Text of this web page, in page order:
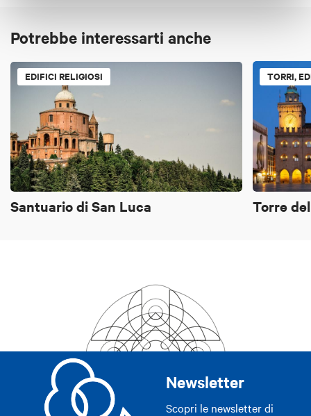
Potrebbe interessarti anche
EDIFICI RELIGIOSI
Santuario di San Luca
TORRI,
Torre
Newsletter
Scopri le newsletter di